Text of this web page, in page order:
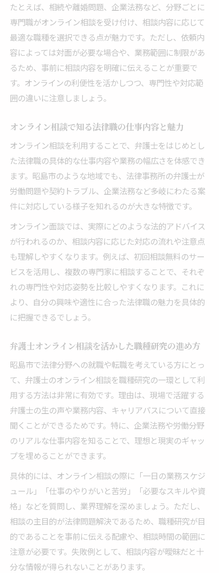
たとえば、相続や離婚問題、企業法務など、分野ごとに
専門職がオンライン相談を受け付け、相談内容に応じて
最適な職種を選択できる点が魅力です。ただし、依頼内
容によっては対面が必要な場合や、業務範囲に制限があ
るため、事前に相談内容を明確に伝えることが重要で
す。オンラインの利便性を活かしつつ、専門性や対応範
囲の違いに注意しましょう。
オンライン相談で知る法律職の仕事内容と魅力
オンライン相談を利用することで、弁護士をはじめとし
た法律職の具体的な仕事内容や業務の幅広さを体感でき
ます。昭島市のような地域でも、法律事務所の弁護士が
労働問題や契約トラブル、企業法務など多岐にわたる案
件に対応している様子を知れるのが大きな特徴です。
オンライン面談では、実際にどのような法的アドバイス
が行われるのか、相談内容に応じた対応の流れや注意点
も理解しやすくなります。例えば、初回相談無料のサー
ビスを活用し、複数の専門家に相談することで、それぞ
れの専門性や対応姿勢を比較しやすくなります。これに
より、自分の興味や適性に合った法律職の魅力を具体的
に把握できるでしょう。
弁護士オンライン相談を活かした職種研究の進め方
昭島市で法律分野への就職や転職を考えている方にとっ
て、弁護士のオンライン相談を職種研究の一環として利
用する方法は非常に有効です。理由は、現場で活躍する
弁護士の生の声や業務内容、キャリアパスについて直接
聞くことができるためです。特に、企業法務や労働分野
のリアルな仕事内容を知ることで、理想と現実のギャッ
プを埋めることができます。
具体的には、オンライン相談の際に「一日の業務スケジ
ュール」「仕事のやりがいと苦労」「必要なスキルや資
格」などを質問し、業界理解を深めましょう。ただし、
相談の主目的が法律問題解決であるため、職種研究が目
的であることを事前に伝える配慮や、相談時間の範囲に
注意が必要です。失敗例として、相談内容が曖昧だと十
分な情報が得られないことがあります。